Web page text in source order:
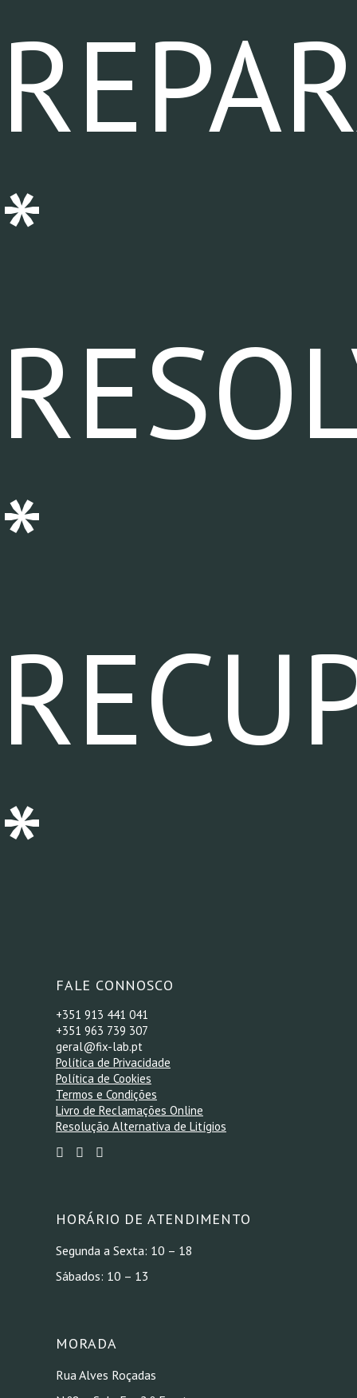
*
*
*
FALE CONNOSCO
+351 913 441 041
+351 963 739 307
geral@fix-lab.pt
Política de Privacidade
Política de Cookies
Termos e Condições
Livro de Reclamações Online
Resolução Alternativa de Litígios
HORÁRIO DE ATENDIMENTO
Segunda a Sexta: 10 – 18
Sábados: 10 – 13
MORADA
Rua Alves Roçadas